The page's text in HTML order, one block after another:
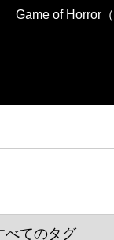
Game of Horror（